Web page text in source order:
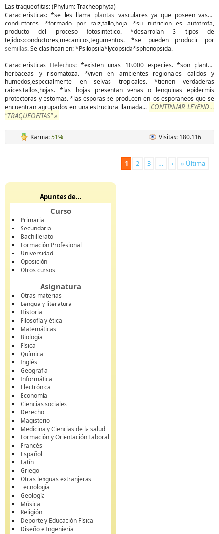
Las traqueofitas: (Phylum: Tracheophyta)
Caracteristicas: *se les llama plantas vasculares ya que poseen vasos
conductores. *formado por raiz,tallo,hoja. *su nutricion es autotrofa,
producto del proceso fotosintetico. *desarrolan 3 tipos de
tejidos:conductores,mecanicos,tegumentos. *se pueden producir por
semillas. Se clasifican en: *Psilopsila*lycopsida*sphenopsida.
Caracteristicas Helechos: *existen unas 10.000 especies. *son plantas
herbaceas y risomatoza. *viven en ambientes regionales calidos y
humedos,especialmente en selvas tropicales. *tienen verdaderas
raices,tallos,hojas. *las hojas presentan venas o lenquinas epidermis
protectoras y estomas. *las esporas se producen en los esporaneos que se
encuentran agrupados en una estructura llamada... CONTINUAR LEYENDO
"TRAQUEOFITAS" »
Karma:51% Visitas: 180.116
1 2 3 … › » Última
Apuntes de...
Curso
Primaria
Secundaria
Bachillerato
Formación Profesional
Universidad
Oposición
Otros cursos
Asignatura
Otras materias
Lengua y literatura
Historia
Filosofía y ética
Matemáticas
Biología
Física
Química
Inglés
Geografía
Informática
Electrónica
Economía
Ciencias sociales
Derecho
Magisterio
Medicina y Ciencias de la salud
Formación y Orientación Laboral
Francés
Español
Latín
Griego
Otras lenguas extranjeras
Tecnología
Geología
Música
Religión
Deporte y Educación Física
Diseño e Ingeniería